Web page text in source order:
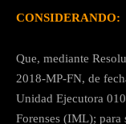
CONSIDERANDO:
Que, mediante
2018-MP-FN, de
Unidad Ejecutora
Forenses (IML); para